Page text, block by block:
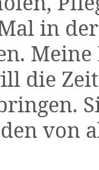
in
die
von